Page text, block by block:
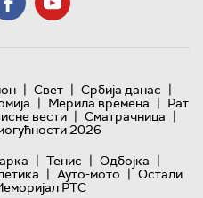
| Свет | Србија данас |
| Мерила времена | Рат
вести | Сматрачница |
2026
| Тенис | Одбојка |
| Ауто-мото | Остали
РТС